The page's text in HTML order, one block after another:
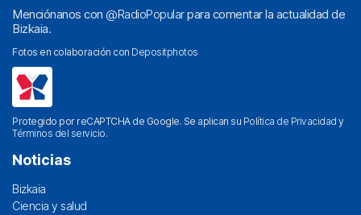
Menciónanos con @RadioPopularpara comentar la actualidad de
Bizkaia.
Fotos en colaboración con Depositphotos
Protegido por reCAPTCHA de Google. Se aplican su Política de Privacidad y
Términos del servicio.
Noticias
Bizkaia
Ciencia y salud